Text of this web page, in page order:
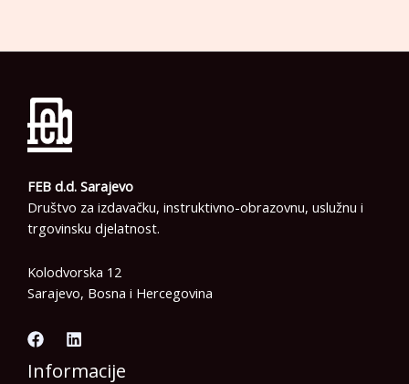
FEB d.d. Sarajevo
Društvo za izdavačku, instruktivno-obrazovnu, uslužnu i
trgovinsku djelatnost.
Kolodvorska 12
Sarajevo, Bosna i Hercegovina
Informacije